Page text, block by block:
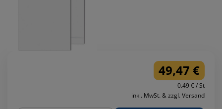
49,47 €
0.49 € / St
inkl. MwSt. & zzgl. Versand